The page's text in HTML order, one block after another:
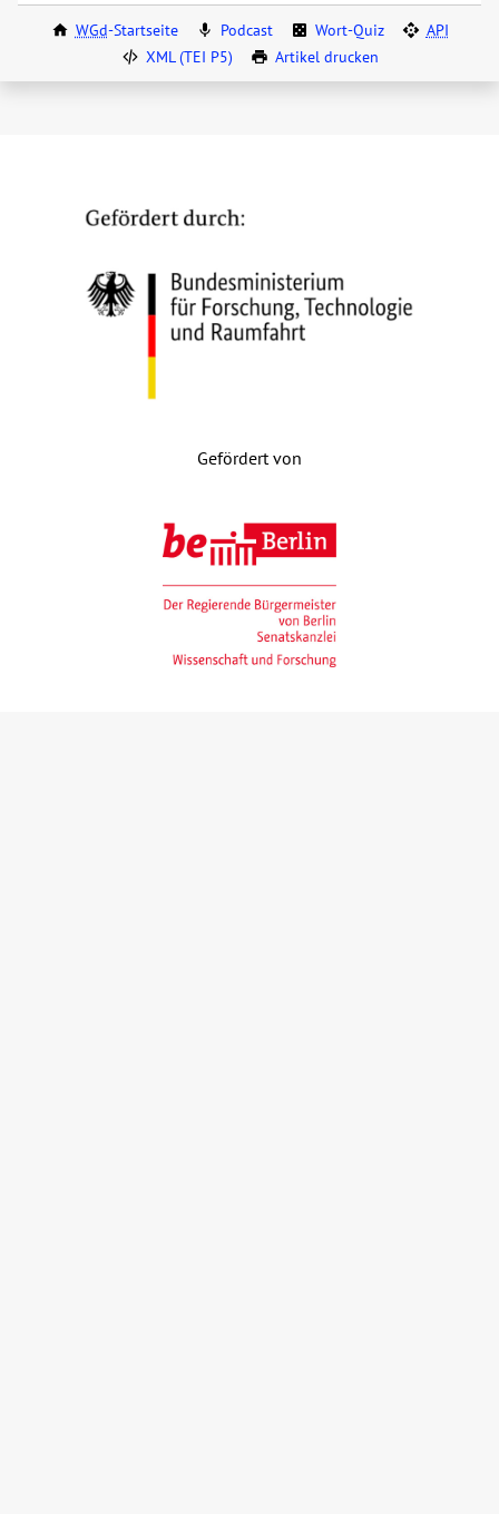
WGd-Startseite Podcast Wort-Quiz
API
XML (TEI P5)
Artikel drucken
Gefördert von